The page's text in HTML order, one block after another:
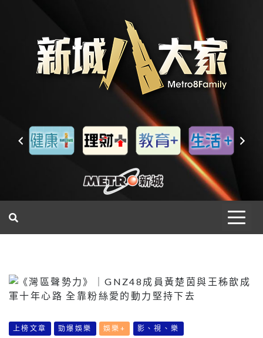
上榜文章 勁爆娛樂 娛樂+ 影、視、樂